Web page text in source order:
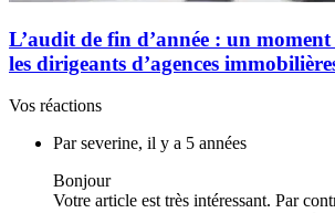
L’audit de fin d’année : un
les dirigeants d’agences
Vos réactions
Par severine, il y a 5 années
Bonjour
Votre article est très intéressant. Par